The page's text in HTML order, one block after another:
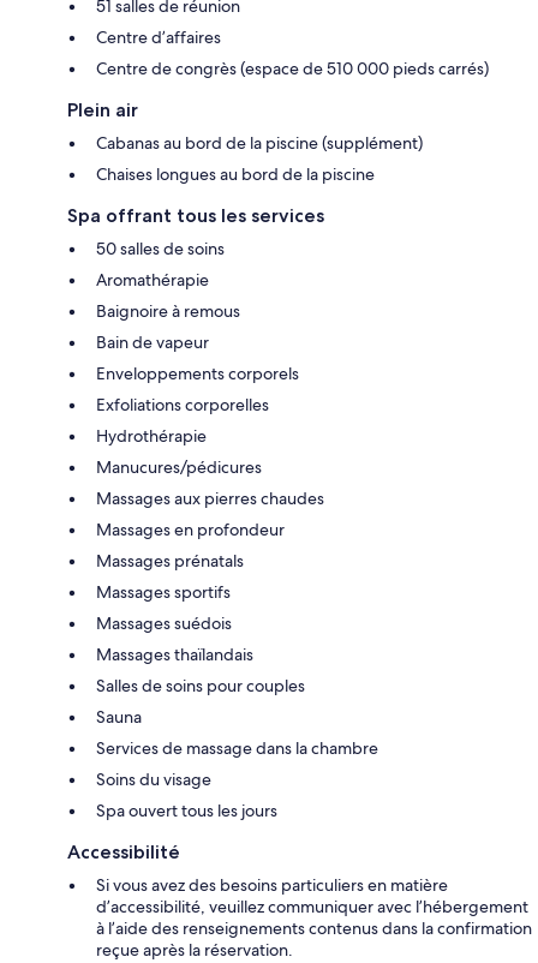
51 salles de réunion
Centre d’affaires
Centre de congrès (espace de 510 000 pieds carrés)
Plein air
Cabanas au bord de la piscine (supplément)
Chaises longues au bord de la piscine
Spa offrant tous les services
50 salles de soins
Aromathérapie
Baignoire à remous
Bain de vapeur
Enveloppements corporels
Exfoliations corporelles
Hydrothérapie
Manucures/pédicures
Massages aux pierres chaudes
Massages en profondeur
Massages prénatals
Massages sportifs
Massages suédois
Massages thaïlandais
Salles de soins pour couples
Sauna
Services de massage dans la chambre
Soins du visage
Spa ouvert tous les jours
Accessibilité
Si vous avez des besoins particuliers en matière
d’accessibilité, veuillez communiquer avec l’hébergement
à l’aide des renseignements contenus dans la confirmation
reçue après la réservation.